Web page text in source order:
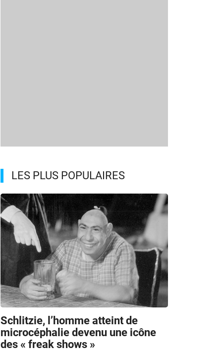
LES PLUS POPULAIRES
Schlitzie, l’homme atteint de
microcéphalie devenu une icône
des « freak shows »